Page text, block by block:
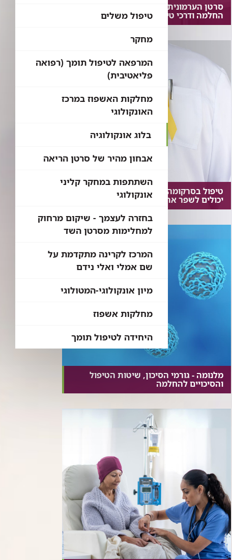
טיפול משלים
מחקר
המרפאה לטיפול תומך (רפואה
פליאטיבית)
מחלקות האשפוז במרכז
האונקולוגי
בלוג אונקולוגיה
אבחון מהיר של סרטן הריאה
השתתפות במחקר קליני
אונקולוגי
בחזרה לעצמך - שיקום מרחוק
למחלימות מסרטן השד
המרכז לקרינה מתקדמת על
שם אמלי ואלי נידם
מיון אונקולוגי-המטולוגי
מחלקות אשפוז
היחידה לטיפול תומך
סרטן הערמונית: תוחלת חיים, סיכויי
החלמה ודרכי טיפול מרכזיות
טיפול בסרקומה: איזה גישות וטיפולים
יכולים לשפר את סיכויי הריפוי?
מלנומה - גורמי הסיכון, שיטות הטיפול
והסיכויים להחלמה